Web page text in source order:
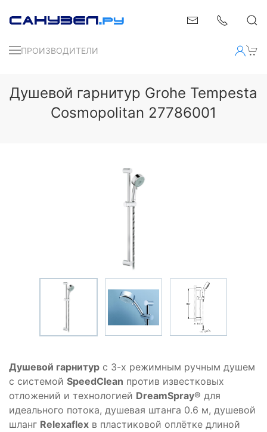
ПРОИЗВОДИТЕЛИ
Душевой гарнитур Grohe Tempesta
Cosmopolitan 27786001
Душевой гарнитур с 3-х режимным ручным душем
с системой SpeedClean против известковых
отложений и технологией DreamSpray® для
идеального потока, душевая штанга 0.6 м, душевой
шланг Relexaflex в пластиковой оплётке длиной